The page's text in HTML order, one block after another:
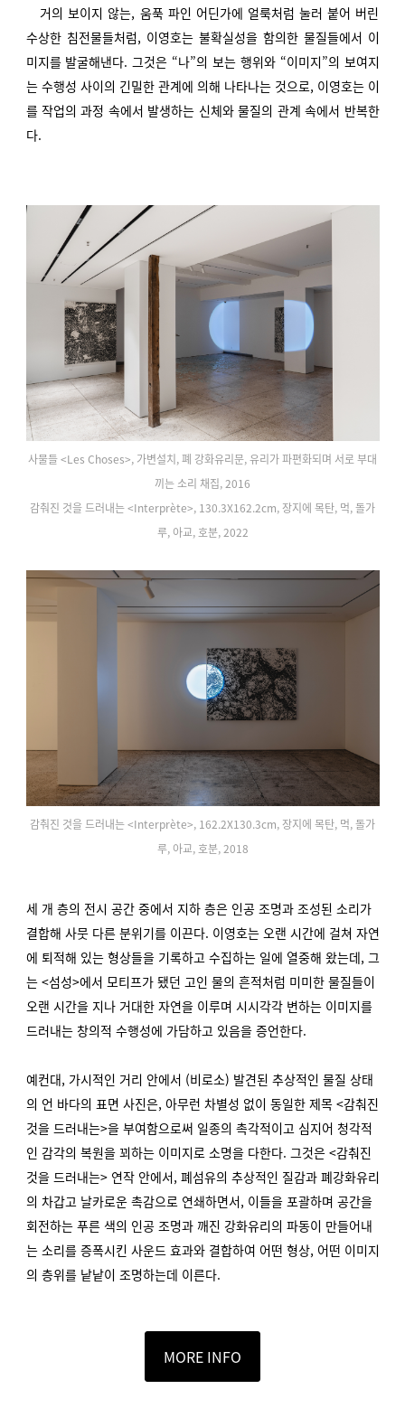
거의 보이지 않는, 움푹 파인 어딘가에 얼룩처럼 눌러 붙어 버린
수상한 침전물들처럼, 이영호는 불확실성을 함의한 물질들에서 이
미지를 발굴해낸다. 그것은 “나”의 보는 행위와 “이미지”의 보여지
는 수행성 사이의 긴밀한 관계에 의해 나타나는 것으로, 이영호는 이
를 작업의 과정 속에서 발생하는 신체와 물질의 관계 속에서 반복한
다.
사물들 <Les Choses>, 가변설치, 폐 강화유리문, 유리가 파편화되며 서로 부대
끼는 소리 채집, 2016
감춰진 것을 드러내는 <Interprète>, 130.3X162.2cm, 장지에 목탄, 먹, 돌가
루, 아교, 호분, 2022
감춰진 것을 드러내는 <Interprète>, 162.2X130.3cm, 장지에 목탄, 먹, 돌가
루, 아교, 호분, 2018
세 개 층의 전시 공간 중에서 지하 층은 인공 조명과 조성된 소리가
결합해 사뭇 다른 분위기를 이끈다. 이영호는 오랜 시간에 걸쳐 자연
에 퇴적해 있는 형상들을 기록하고 수집하는 일에 열중해 왔는데, 그
는 <섬성>에서 모티프가 됐던 고인 물의 흔적처럼 미미한 물질들이
오랜 시간을 지나 거대한 자연을 이루며 시시각각 변하는 이미지를
드러내는 창의적 수행성에 가담하고 있음을 증언한다.
예컨대, 가시적인 거리 안에서 (비로소) 발견된 추상적인 물질 상태
의 언 바다의 표면 사진은, 아무런 차별성 없이 동일한 제목 <감춰진
것을 드러내는>을 부여함으로써 일종의 촉각적이고 심지어 청각적
인 감각의 복원을 꾀하는 이미지로 소명을 다한다. 그것은 <감춰진
것을 드러내는> 연작 안에서, 폐섬유의 추상적인 질감과 폐강화유리
의 차갑고 날카로운 촉감으로 연쇄하면서, 이들을 포괄하며 공간을
회전하는 푸른 색의 인공 조명과 깨진 강화유리의 파동이 만들어내
는 소리를 증폭시킨 사운드 효과와 결합하여 어떤 형상, 어떤 이미지
의 층위를 낱낱이 조명하는데 이른다.
MORE INFO